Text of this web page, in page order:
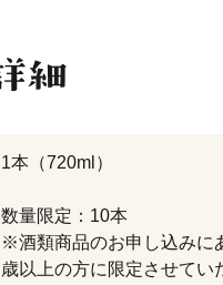
1本（720ml）
数量限定：10本
※酒類商品のお申し込みに
歳以上の方に限定させてい